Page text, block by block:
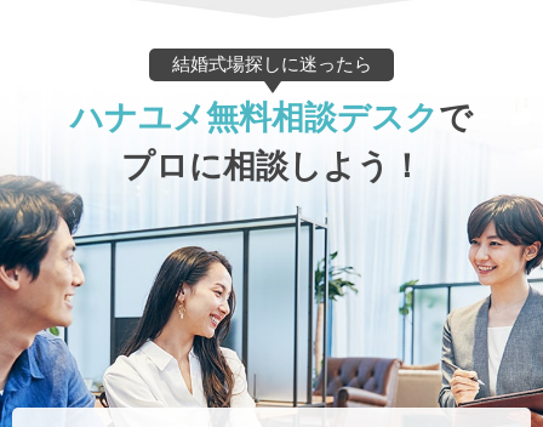
結婚式場探しに迷ったら
ハナユメ無料相談デスクで
プロに相談しよう！